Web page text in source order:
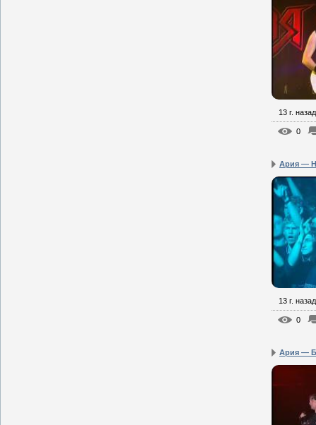
13 г. назад
0
Ария —
13 г. назад
0
Ария —